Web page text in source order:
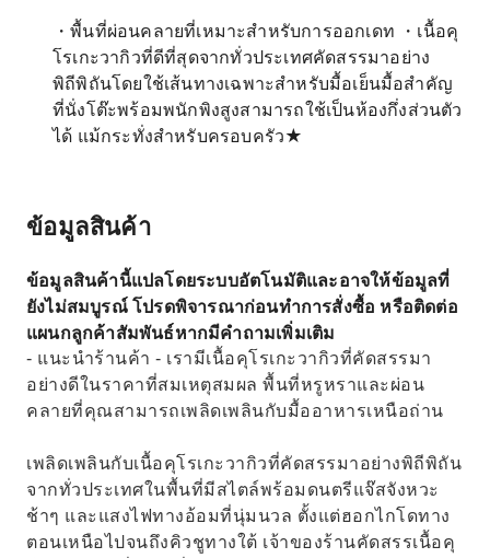
・พื้นที่ผ่อนคลายที่เหมาะสำหรับการออกเดท ・เนื้อคุ
โรเกะวากิวที่ดีที่สุดจากทั่วประเทศคัดสรรมาอย่าง
พิถีพิถันโดยใช้เส้นทางเฉพาะสำหรับมื้อเย็นมื้อสำคัญ
ที่นั่งโต๊ะพร้อมพนักพิงสูงสามารถใช้เป็นห้องกึ่งส่วนตัว
ได้ แม้กระทั่งสำหรับครอบครัว★
ข้อมูลสินค้า
ข้อมูลสินค้านี้แปลโดยระบบอัตโนมัติและอาจให้ข้อมูลที่
ยังไม่สมบูรณ์ โปรดพิจารณาก่อนทำการสั่งซื้อ หรือติดต่อ
แผนกลูกค้าสัมพันธ์หากมีคำถามเพิ่มเติม
- แนะนำร้านค้า - เรามีเนื้อคุโรเกะวากิวที่คัดสรรมา
อย่างดีในราคาที่สมเหตุสมผล พื้นที่หรูหราและผ่อน
คลายที่คุณสามารถเพลิดเพลินกับมื้ออาหารเหนือถ่าน
เพลิดเพลินกับเนื้อคุโรเกะวากิวที่คัดสรรมาอย่างพิถีพิถัน
จากทั่วประเทศในพื้นที่มีสไตล์พร้อมดนตรีแจ๊สจังหวะ
ช้าๆ และแสงไฟทางอ้อมที่นุ่มนวล ตั้งแต่ฮอกไกโดทาง
ตอนเหนือไปจนถึงคิวชูทางใต้ เจ้าของร้านคัดสรรเนื้อคุ